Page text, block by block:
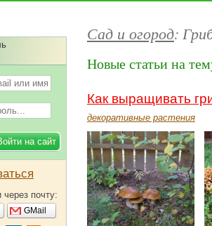
Сад и огород:
Новые статьи на
Как выращивать
декоративные растения
через почту:
GMail